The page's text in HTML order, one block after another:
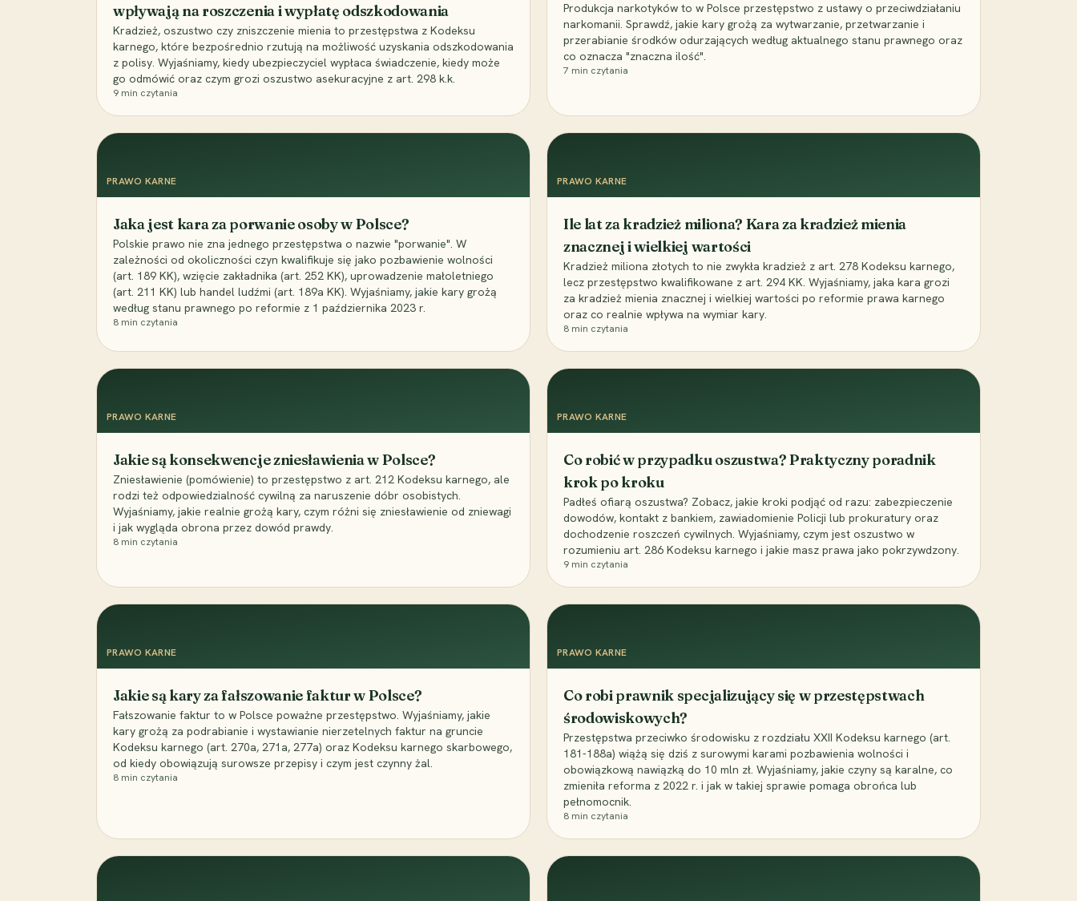
wpływają na roszczenia i wypłatę odszkodowania
Kradzież, oszustwo czy zniszczenie mienia to przestępstwa z Kodeksu
karnego, które bezpośrednio rzutują na możliwość uzyskania odszkodowania
z polisy. Wyjaśniamy, kiedy ubezpieczyciel wypłaca świadczenie, kiedy może
go odmówić oraz czym grozi oszustwo asekuracyjne z art. 298 k.k.
9 min czytania
Produkcja narkotyków to w Polsce przestępstwo z ustawy o przeciwdziałaniu
narkomanii. Sprawdź, jakie kary grożą za wytwarzanie, przetwarzanie i
przerabianie środków odurzających według aktualnego stanu prawnego oraz
co oznacza "znaczna ilość".
7 min czytania
PRAWO KARNE
Jaka jest kara za porwanie osoby w Polsce?
Polskie prawo nie zna jednego przestępstwa o nazwie "porwanie". W
zależności od okoliczności czyn kwalifikuje się jako pozbawienie wolności
(art. 189 KK), wzięcie zakładnika (art. 252 KK), uprowadzenie małoletniego
(art. 211 KK) lub handel ludźmi (art. 189a KK). Wyjaśniamy, jakie kary grożą
według stanu prawnego po reformie z 1 października 2023 r.
8 min czytania
PRAWO KARNE
Ile lat za kradzież miliona? Kara za kradzież mienia
znacznej i wielkiej wartości
Kradzież miliona złotych to nie zwykła kradzież z art. 278 Kodeksu karnego,
lecz przestępstwo kwalifikowane z art. 294 KK. Wyjaśniamy, jaka kara grozi
za kradzież mienia znacznej i wielkiej wartości po reformie prawa karnego
oraz co realnie wpływa na wymiar kary.
8 min czytania
PRAWO KARNE
Jakie są konsekwencje zniesławienia w Polsce?
Zniesławienie (pomówienie) to przestępstwo z art. 212 Kodeksu karnego, ale
rodzi też odpowiedzialność cywilną za naruszenie dóbr osobistych.
Wyjaśniamy, jakie realnie grożą kary, czym różni się zniesławienie od zniewagi
i jak wygląda obrona przez dowód prawdy.
8 min czytania
PRAWO KARNE
Co robić w przypadku oszustwa? Praktyczny poradnik
krok po kroku
Padłeś ofiarą oszustwa? Zobacz, jakie kroki podjąć od razu: zabezpieczenie
dowodów, kontakt z bankiem, zawiadomienie Policji lub prokuratury oraz
dochodzenie roszczeń cywilnych. Wyjaśniamy, czym jest oszustwo w
rozumieniu art. 286 Kodeksu karnego i jakie masz prawa jako pokrzywdzony.
9 min czytania
PRAWO KARNE
Jakie są kary za fałszowanie faktur w Polsce?
Fałszowanie faktur to w Polsce poważne przestępstwo. Wyjaśniamy, jakie
kary grożą za podrabianie i wystawianie nierzetelnych faktur na gruncie
Kodeksu karnego (art. 270a, 271a, 277a) oraz Kodeksu karnego skarbowego,
od kiedy obowiązują surowsze przepisy i czym jest czynny żal.
8 min czytania
PRAWO KARNE
Co robi prawnik specjalizujący się w przestępstwach
środowiskowych?
Przestępstwa przeciwko środowisku z rozdziału XXII Kodeksu karnego (art.
181-188a) wiążą się dziś z surowymi karami pozbawienia wolności i
obowiązkową nawiązką do 10 mln zł. Wyjaśniamy, jakie czyny są karalne, co
zmieniła reforma z 2022 r. i jak w takiej sprawie pomaga obrońca lub
pełnomocnik.
8 min czytania